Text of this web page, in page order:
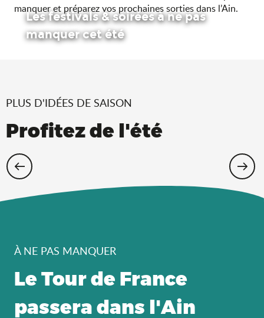
manquer et préparez vos prochaines sorties dans l’Ain.
Les festivals & soirées à ne pas
manquer cet été
PLUS D'IDÉES DE SAISON
Profitez de l'été
Cet été, échappez-vous dans l’Ain !
À NE PAS MANQUER
Le Tour de France
passera dans l'Ain